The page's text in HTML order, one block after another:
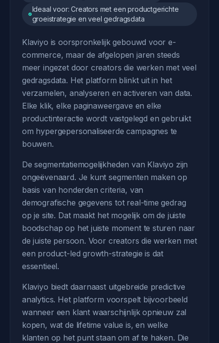
Ideaal voor: Creators met een productgerichte
groeistrategie en veel gedragsdata
Klaviyo is oorspronkelijk gebouwd voor e-
commerce, maar de afgelopen jaren steeds
meer ingezet door creators die werken met veel
gedragsdata. Het platform blinkt uit in het
verzamelen, analyseren en activeren van data.
Elke klik, elke paginaweergave en elke
productinteractie wordt vastgelegd en gebruikt
om hypergepersonaliseerde campagnes te
bouwen.
De segmentatiemogelijkheden van Klaviyo zijn
ongeëvenaard. Je kunt segmenten maken op
basis van honderden criteria, van
demografische gegevens tot real-time gedrag
op je site. Dat maakt het mogelijk om de juiste
boodschap op het juiste moment te sturen naar
de juiste persoon. Voor creators die werken met
een product-led growth-strategie is dat
essentieel.
Klaviyo biedt daarnaast uitgebreide predictive
analytics. Het platform voorspelt bijvoorbeeld
wanneer een klant waarschijnlijk opnieuw zal
kopen, wat de lifetime value is, en welke
klanten op het punt staan om af te haken. Die